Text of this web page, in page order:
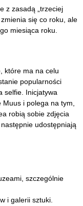
z zasadą „trzeciej
się co roku, ale
miesiąca roku.
które ma na celu
popularności
selfie. Inicjatywa
i polega na tym,
robią sobie zdjęcia
udostępniają
szczególnie
i galerii sztuki.